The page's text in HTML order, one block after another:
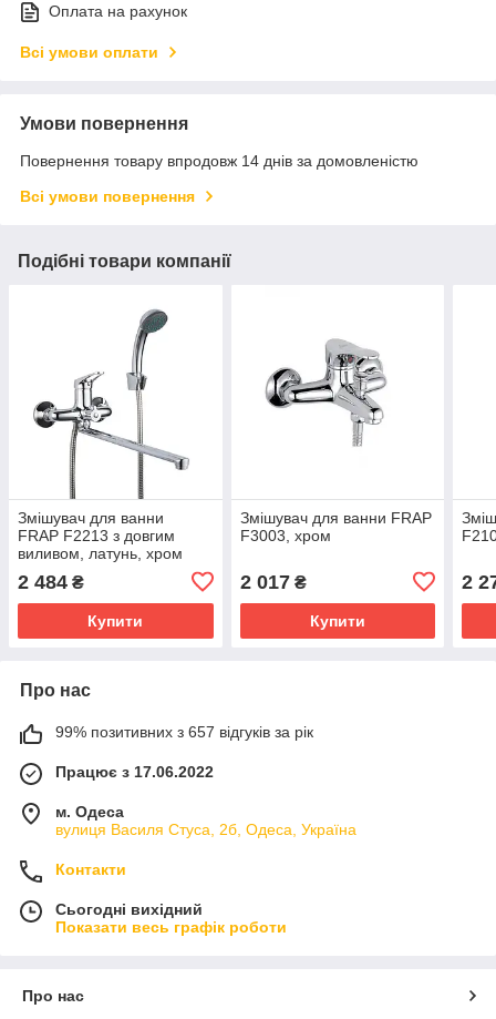
Оплата на рахунок
Всі умови оплати
Умови повернення
Повернення товару впродовж 14 днів за домовленістю
Всі умови повернення
Подібні товари компанії
Змішувач для ванни
FRAP F2213 з довгим
виливом, латунь, хром
2 484 ₴
Купити
Змішувач для ванни FRAP
F3003, хром
2 017₴
Купити
2
Про нас
99% позитивних з 657 відгуків за рік
Працює з 17.06.2022
м. Одеса
вулиця Василя Стуса, 2б, Одеса, Україна
Контакти
Сьогодні вихідний
Показати весь графік роботи
Про нас